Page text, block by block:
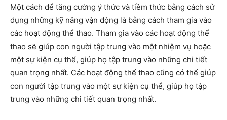
Một cách để tăng cường ý thức và tiềm thức bằng cách sử
dụng những kỹ năng vận động là bằng cách tham gia vào
các hoạt động thể thao. Tham gia vào các hoạt động thể
thao sẽ giúp con người tập trung vào một nhiệm vụ hoặc
một sự kiện cụ thể, giúp họ tập trung vào những chi tiết
quan trọng nhất. Các hoạt động thể thao cũng có thể giúp
con người tập trung vào một sự kiện cụ thể, giúp họ tập
trung vào những chi tiết quan trọng nhất.